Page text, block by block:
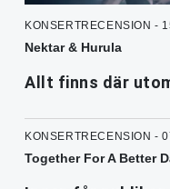
KONSERTRECENSION -
Nektar & Hurula
Allt finns där
KONSERTRECENSION -
Together For A Better